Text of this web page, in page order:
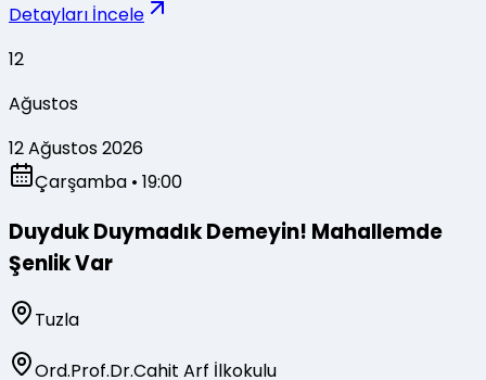
Detayları İncele
12
Ağustos
12 Ağustos 2026
Çarşamba • 19:00
Duyduk Duymadık Demeyin! Mahallemde
Şenlik Var
Tuzla
Ord.Prof.Dr.Cahit Arf İlkokulu